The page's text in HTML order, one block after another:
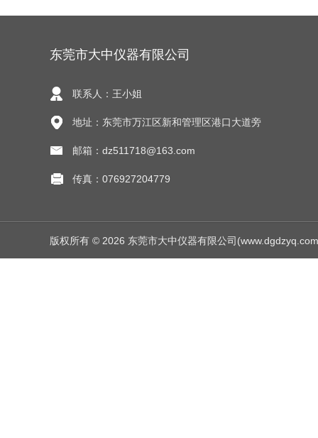
东莞市大中仪器有限公司
联系人：王小姐
地址：东莞市万江区新和管理区港口大道旁
邮箱：dz511718@163.com
传真：076927204779
版权所有 © 2026 东莞市大中仪器有限公司